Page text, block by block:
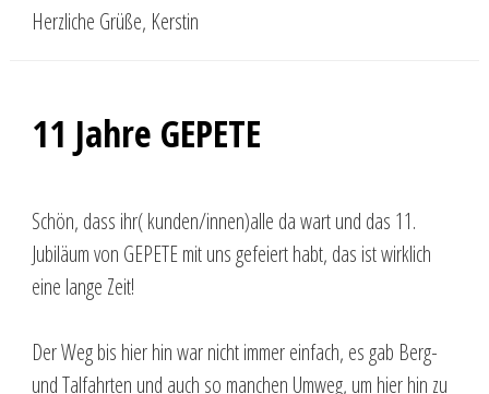
Herzliche Grüße, Kerstin
11 Jahre GEPETE
Schön, dass ihr( kunden/innen)alle da wart und das 11.
Jubiläum von GEPETE mit uns gefeiert habt, das ist wirklich
eine lange Zeit!
Der Weg bis hier hin war nicht immer einfach, es gab Berg-
und Talfahrten und auch so manchen Umweg, um hier hin zu